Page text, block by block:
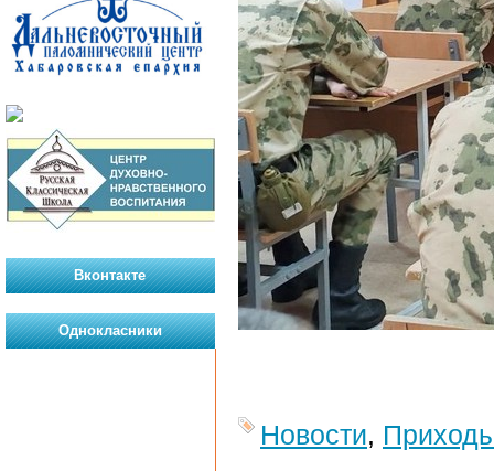
Новости,
Вконтакте
Однокласники